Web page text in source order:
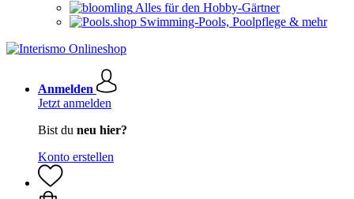
Alles für den Hobby-Gärtner
Swimming-Pools, Poolpflege & mehr
Anmelden
Jetzt anmelden
Bist du neu hier?
Konto erstellen